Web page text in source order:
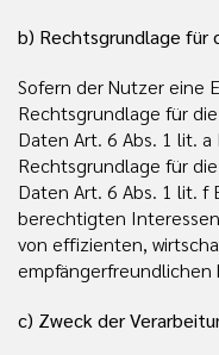
b) Rechtsgrundlage für
Sofern der Nutzer eine
Rechtsgrundlage für
Daten Art. 6 Abs. 1 lit. a
Rechtsgrundlage für
Daten Art. 6 Abs. 1 lit. f
berechtigten
von effizienten,
empfängerfreundlichen
c) Zweck der